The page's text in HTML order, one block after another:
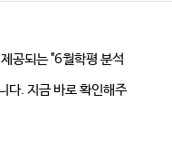
공되는 "6월학평 분석
다. 지금 바로 확인해주